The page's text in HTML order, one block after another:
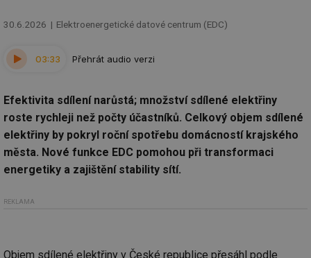
30.6.2026 Elektroenergetické datové centrum (EDC)
03:33 Přehrát audio verzi
Efektivita sdílení narůstá; množství sdílené elektřiny
roste rychleji než počty účastníků. Celkový objem sdílené
elektřiny by pokryl roční spotřebu domácností krajského
města. Nové funkce EDC pomohou při transformaci
energetiky a zajištění stability sítí.
REKLAMA
Objem sdílené elektřiny v České republice přesáhl podle